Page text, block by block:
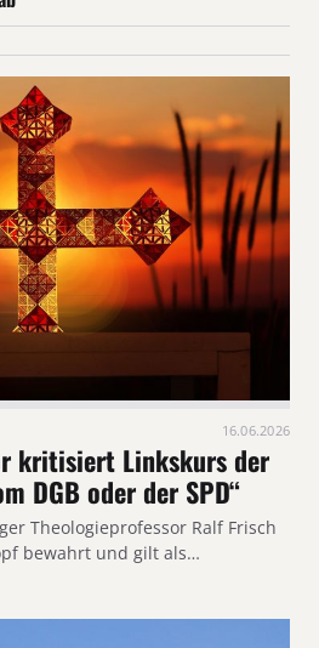
16.06.2026
kritisiert Linkskurs der
DGB oder der SPD“
Theologieprofessor Ralf Frisch
bewahrt und gilt als…